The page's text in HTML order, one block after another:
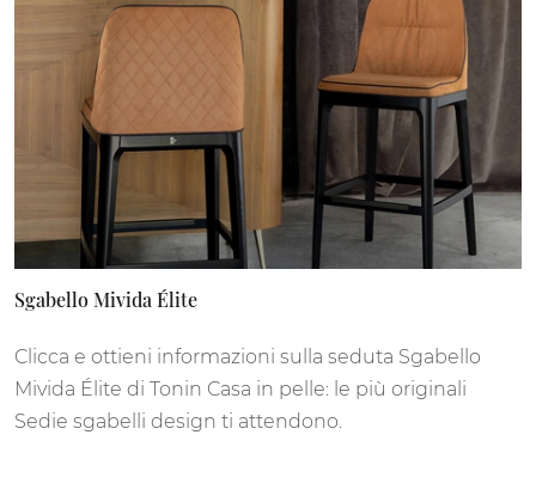
Sgabello Mivida Élite
Clicca e ottieni informazioni sulla seduta Sgabello
Mivida Élite di Tonin Casa in pelle: le più originali
Sedie sgabelli design ti attendono.